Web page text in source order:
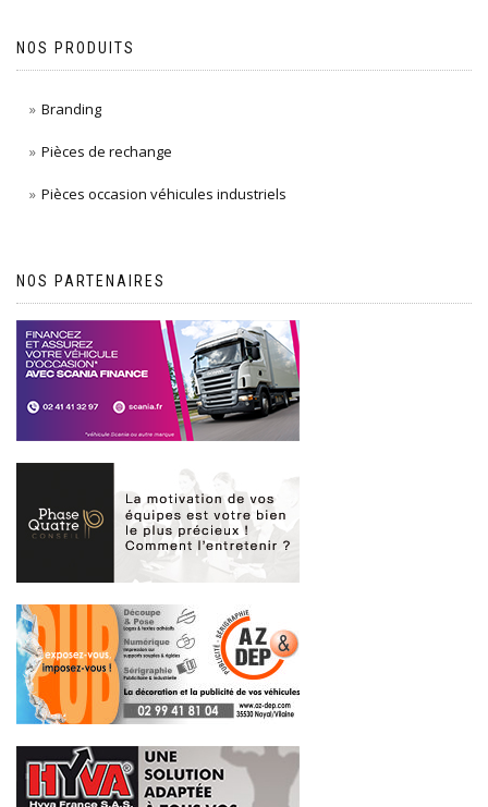
NOS PRODUITS
Branding
Pièces de rechange
Pièces occasion véhicules industriels
NOS PARTENAIRES